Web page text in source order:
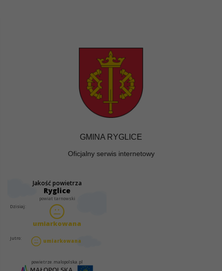
GMINA RYGLICE
Oficjalny serwis internetowy